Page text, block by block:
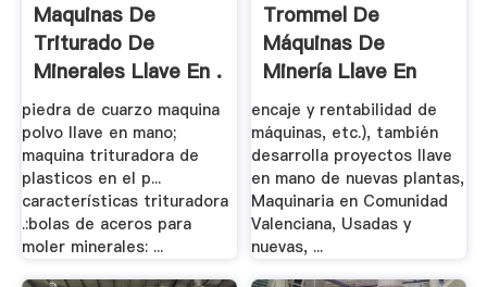
Maquinas De
Triturado De
Minerales Llave En .
piedra de cuarzo maquina
polvo llave en mano;
maquina trituradora de
plasticos en el p...
características trituradora
.:bolas de aceros para
moler minerales: ...
Trommel De
Máquinas De
Minería Llave En
Mano - .
encaje y rentabilidad de
máquinas, etc.), también
desarrolla proyectos llave
en mano de nuevas plantas,
Maquinaria en Comunidad
Valenciana, Usadas y
nuevas, ...